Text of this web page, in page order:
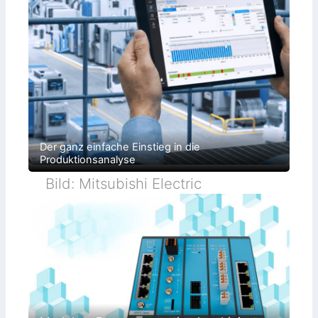
Der ganz einfache Einstieg in die
Produktionsanalyse
Bild: Mitsubishi Electric